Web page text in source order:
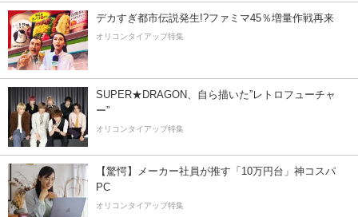
デカすぎ都市伝説発生!?ファミマ45％増量作戦再来
オリコンタイアップ特集
SUPER★DRAGON、自ら描いた”レトロフューチャ
ー”
オリコンタイアップ特集
【驚愕】メーカー社員が推す「10万円台」神コスパ
PC
オリコンタイアップ特集